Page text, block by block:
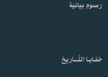
رسوم بيانية
خفـايـا التّـــاريخ